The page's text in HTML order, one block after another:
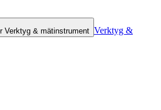
Verktyg & mätinstrument Verktyg &